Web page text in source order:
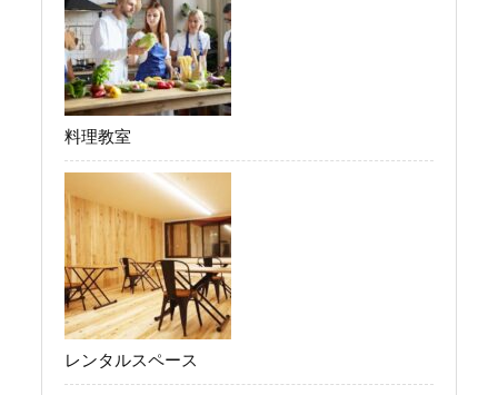
料理教室
レンタルスペース